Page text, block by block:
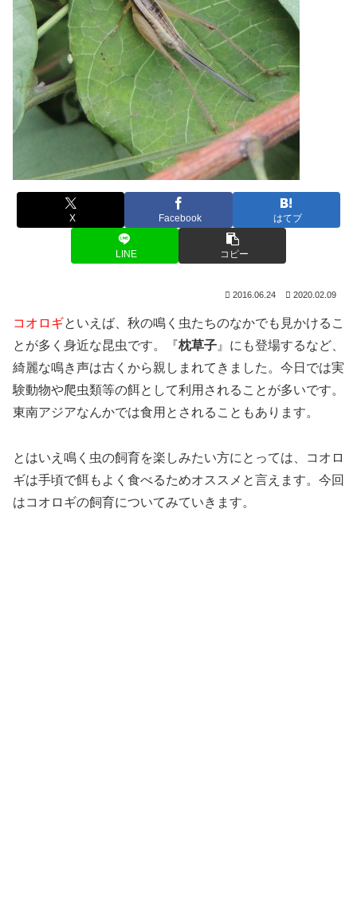
X Facebook はてブ
LINE コピー
2016.06.24 2020.02.09
コオロギといえば、秋の鳴く虫たちのなかでも見かけるこ
とが多く身近な昆虫です。『枕草子 』にも登場するなど、
綺麗な鳴き声は古くから親しまれてきました。今日では実
験動物や爬虫類等の餌として利用されることが多いです。
東南アジアなんかでは食用とされることもあります。
とはいえ鳴く虫の飼育を楽しみたい方にとっては、コオロ
ギは手頃で餌もよく食べるためオススメと言えます。今回
はコオロギの飼育についてみていきます。